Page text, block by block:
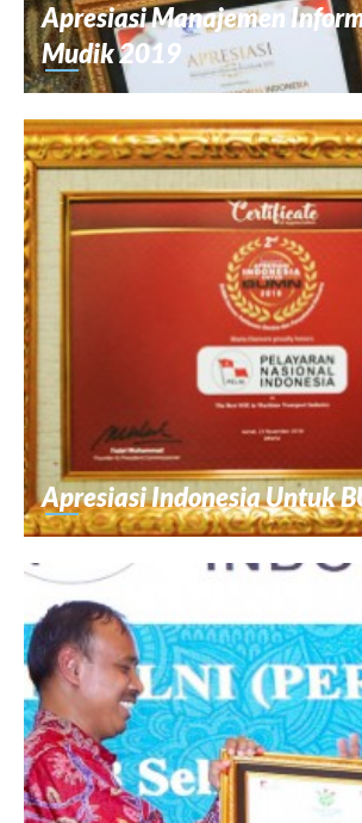
Apresiasi Manajemen
Mudik 2019
Apresiasi Indonesia Untuk